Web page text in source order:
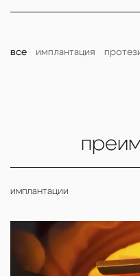
все имплантация
имплантации